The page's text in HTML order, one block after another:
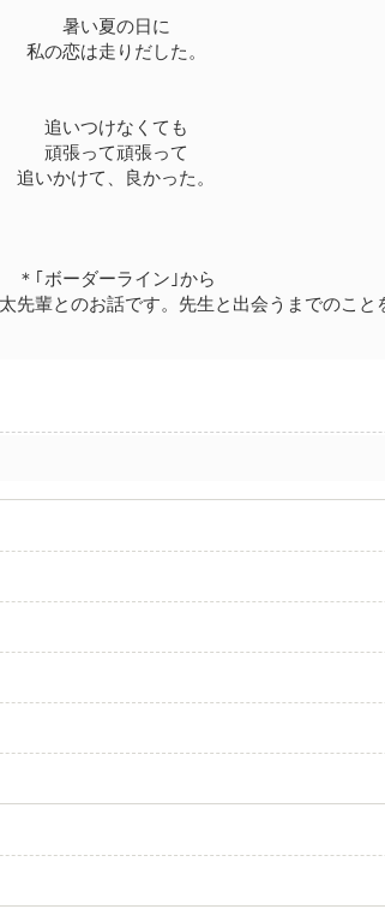
暑い夏の日に
私の恋は走りだした。
追いつけなくても
頑張って頑張って
追いかけて、良かった。
＊｢ボーダーライン｣から
先輩とのお話です。先生と出会うまでのこと